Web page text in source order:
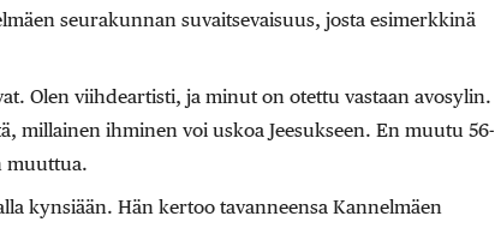
seurakunnan suvaitsevaisuus, josta esimerkkinä
Olen viihdeartisti, ja minut on otettu vastaan avosylin.
millainen ihminen voi uskoa Jeesukseen. En muutu 56-
muuttua.
kynsiään. Hän kertoo tavanneensa Kannelmäen